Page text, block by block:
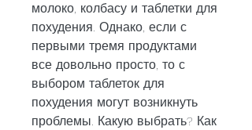
молоко, колбасу и таблетки для
похудения. Однако, если с
первыми тремя продуктами
все довольно просто, то с
выбором таблеток для
похудения могут возникнуть
проблемы. Какую выбрать? Как